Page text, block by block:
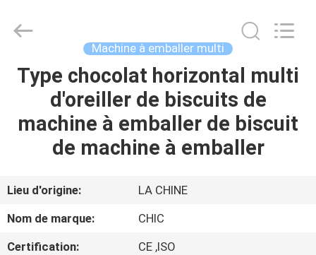
ACCUEIL
PRODUITS
PROPOS
DE
NOUS
Machinery
Rights
Machine à emballer multi
Type chocolat horizontal multi
d'oreiller de biscuits de
machine à emballer de biscuit
de machine à emballer
Lieu d'origine:
LA CHINE
Nom de marque:
CHIC
Certification:
CE ,ISO